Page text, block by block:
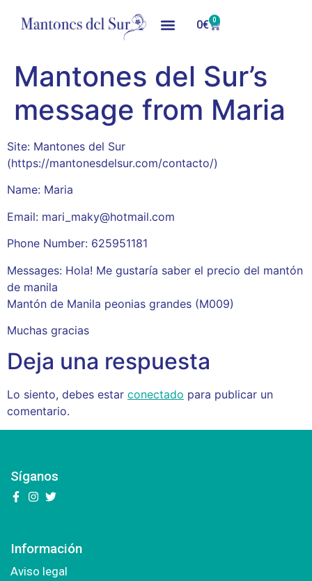
0€ 0
Mantones del Sur’s
message from Maria
Site: Mantones del Sur
(https://mantonesdelsur.com/contacto/)
Name: Maria
Email: mari_maky@hotmail.com
Phone Number: 625951181
Messages: Hola! Me gustaría saber el precio del mantón
de manila
Mantón de Manila peonias grandes (M009)
Muchas gracias
Deja una respuesta
Lo siento, debes estar conectado para publicar un
comentario.
Síganos
Información
Aviso legal